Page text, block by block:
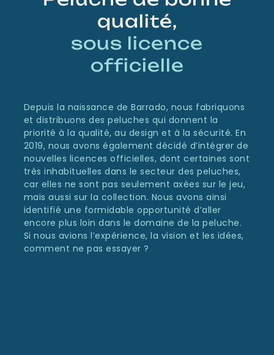
qualité,
sous licence
officielle
Depuis la naissance de Barrado, nous fabriquons
et distribuons des peluches qui donnent la
priorité à la qualité, au design et à la sécurité. En
2019, nous avons également décidé d’intégrer de
nouvelles licences officielles, dont certaines sont
très inhabituelles dans le secteur des peluches,
car elles ne sont pas seulement axées sur le jeu,
mais aussi sur la collection. Nous avons ainsi
identifié une formidable opportunité d’aller
encore plus loin dans le domaine de la peluche.
Si nous avions l’expérience, la vision et les idées,
comment ne pas essayer ?